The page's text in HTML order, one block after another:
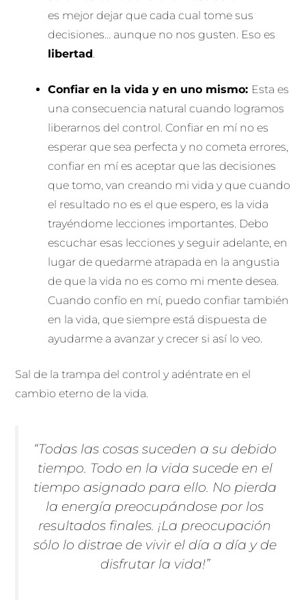
es mejor dejar que cada cual tome sus
decisiones… aunque no nos gusten. Eso es
libertad.
Confiar en la vida y en uno mismo: Esta es
una consecuencia natural cuando logramos
liberarnos del control. Confiar en mí no es
esperar que sea perfecta y no cometa errores,
confiar en mí es aceptar que las decisiones
que tomo, van creando mi vida y que cuando
el resultado no es el que espero, es la vida
trayéndome lecciones importantes. Debo
escuchar esas lecciones y seguir adelante, en
lugar de quedarme atrapada en la angustia
de que la vida no es como mi mente desea.
Cuando confío en mí, puedo confiar también
en la vida, que siempre está dispuesta de
ayudarme a avanzar y crecer si así lo veo.
Sal de la trampa del control y adéntrate en el
cambio eterno de la vida.
“Todas las cosas suceden a su debido
tiempo. Todo en la vida sucede en el
tiempo asignado para ello. No pierda
la energía preocupándose por los
resultados finales. ¡La preocupación
sólo lo distrae de vivir el día a día y de
disfrutar la vida!”